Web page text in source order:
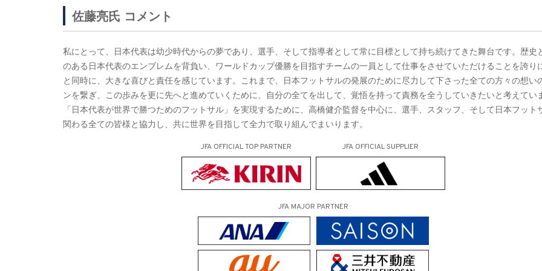
佐藤亮氏 コメント
私にとって、日本代表は幼少時代からの夢であり、選手、そして指導者として常に目標として持ち続けてきた舞台です。歴史
のある日本代表のエンブレムを背負い、ワールドカップ優勝を目指すチームの一員として仕事をさせていただけることを誇り
と同時に、大きな喜びと責任を感じています。これまで、日本フットサルの発展のために尽力して下さった全ての方々の想い
ンを繋ぎ、この歩みを更に先へと進めていくために、自分の全てを出して、覚悟を持って責務を全うしていきたいと考えてい
「日本代表が世界で勝つためのフットサル」を実現するために、高橋健介監督を中心に、選手、スタッフ、そして日本フット
関わる全ての皆様と協力し、共に世界を目指して全力で取り組んでまいります。
JFA OFFICIALTOP PARTNER JFA OFFICIAL SUPPLIER
JFA MAJOR PARTNER